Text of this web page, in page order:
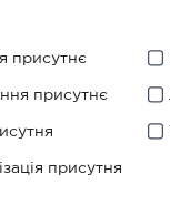
присутнє
присутнє
присутня